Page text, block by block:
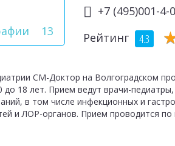
13
+7 (495)001-4-
Рейтинг
4.3
СМ-Доктор на Волгоградском
до 18 лет. Прием ведут врачи-
в том числе инфекционных и
и ЛОР-органов. Прием проводится по